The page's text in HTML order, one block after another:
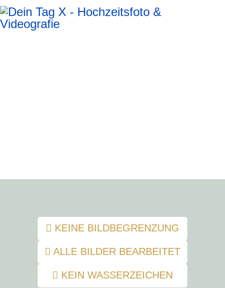
KEINE BILDBEGRENZUNG
ALLE BILDER BEARBEITET
KEIN WASSERZEICHEN